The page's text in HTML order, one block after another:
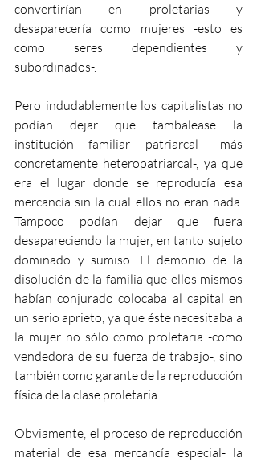
convertirían en proletarias y
desaparecería como mujeres -esto es
como seres dependientes y
subordinados-.
Pero indudablemente los capitalistas no
podían dejar que tambalease la
institución familiar patriarcal –más
concretamente heteropatriarcal-, ya que
era el lugar donde se reproducía esa
mercancía sin la cual ellos no eran nada.
Tampoco podían dejar que fuera
desapareciendo la mujer, en tanto sujeto
dominado y sumiso. El demonio de la
disolución de la familia que ellos mismos
habían conjurado colocaba al capital en
un serio aprieto, ya que éste necesitaba a
la mujer no sólo como proletaria -como
vendedora de su fuerza de trabajo-, sino
también como garante de la reproducción
física de la clase proletaria.
Obviamente, el proceso de reproducción
material de esa mercancía especial- la